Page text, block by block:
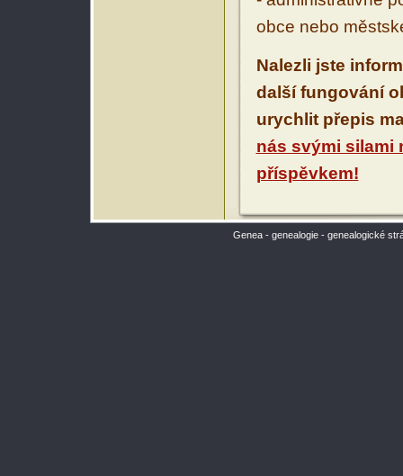
obce nebo
Nalezli jste
další fungování
urychlit přepis
nás svými silami
příspěvkem!
Genea - genealogie - genealogické